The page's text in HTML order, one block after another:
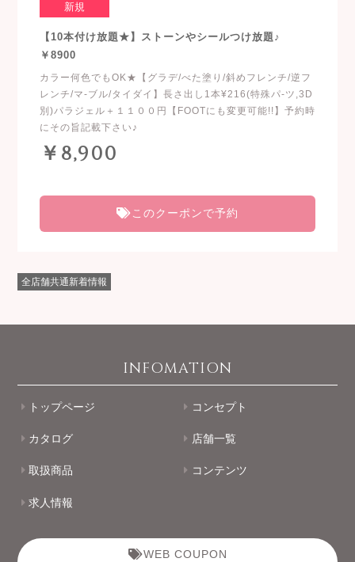
新規
【10本付け放題★】ストーンやシールつけ放題♪
￥8900
カラー何色でもOK★【グラデ/べた塗り/斜めフレンチ/逆フ
レンチ/マ-ブル/タイダイ】長さ出し1本¥216(特殊パ-ツ,3D
別)パラジェル＋１１００円【FOOTにも変更可能!!】予約時
にその旨記載下さい♪
￥8,900
このクーポンで予約
全店舗共通新着情報
INFOMATION
トップページ コンセプト
カタログ 店舗一覧
取扱商品 コンテンツ
求人情報
WEB COUPON